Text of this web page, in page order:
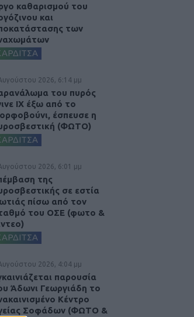
καθαρισμού του
και
των
2026, 6:14 μμ
του πυρός
ΙΧ έξω από το
έσπευσε η
(ΦΩΤΟ)
2026, 6:01 μμ
της
σε εστία
πίσω από τον
του ΟΣΕ (φωτο &
2026, 4:04 μμ
παρουσία
Άδωνι Γεωργιάδη το
Κέντρο
Σοφάδων (ΦΩΤΟ &